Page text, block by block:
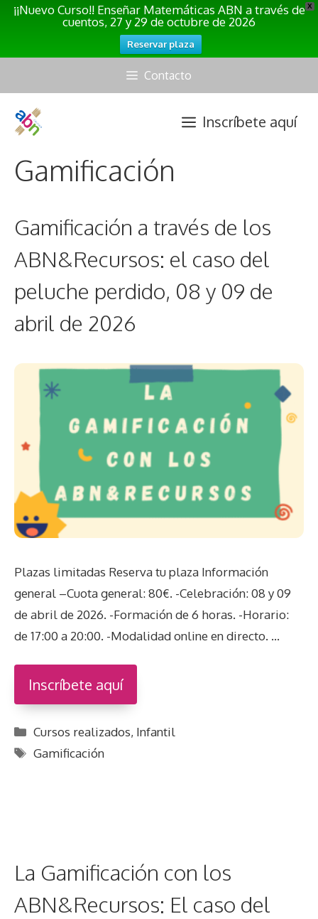
X
¡¡Nuevo Curso!! Enseñar Matemáticas ABN a través de
cuentos, 27 y 29 de octubre de 2026
Reservar plaza
contenido
Contacto
Inscríbete aquí
Gamificación
Gamificación a través de los
ABN&Recursos: el caso del
peluche perdido, 08 y 09 de
abril de 2026
Plazas limitadas Reserva tu plaza Información
general –Cuota general: 80€. -Celebración: 08 y 09
de abril de 2026. -Formación de 6 horas. -Horario:
de 17:00 a 20:00. -Modalidad online en directo. …
Inscríbete aquí
Categorías
Cursos realizados, Infantil
Etiquetas
Gamificación
La Gamificación con los
ABN&Recursos: El caso del